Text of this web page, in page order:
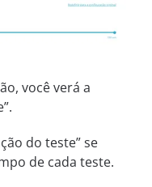
você verá a
do teste” se
de cada teste.